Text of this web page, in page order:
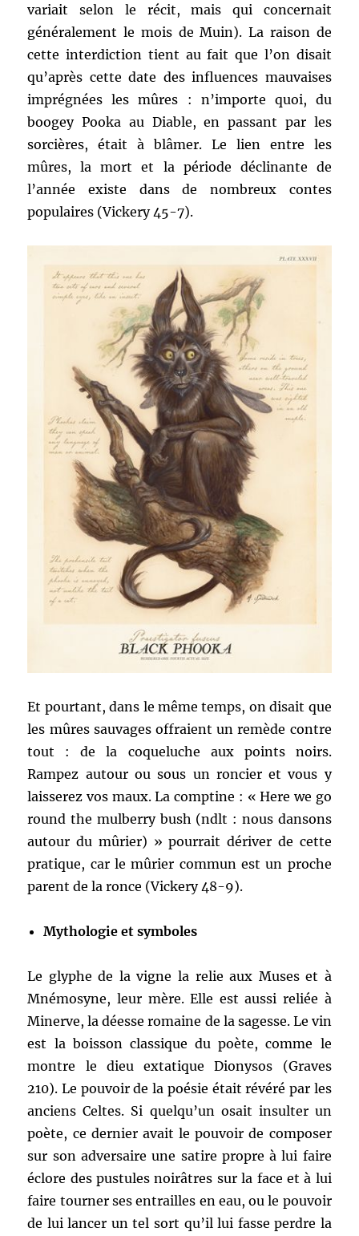
variait selon le récit, mais qui concernait
généralement le mois de Muin). La raison de
cette interdiction tient au fait que l’on disait
qu’après cette date des influences mauvaises
imprégnées les mûres : n’importe quoi, du
boogey Pooka au Diable, en passant par les
sorcières, était à blâmer. Le lien entre les
mûres, la mort et la période déclinante de
l’année existe dans de nombreux contes
populaires (Vickery 45-7).
Et pourtant, dans le même temps, on disait que
les mûres sauvages offraient un remède contre
tout : de la coqueluche aux points noirs.
Rampez autour ou sous un roncier et vous y
laisserez vos maux. La comptine : « Here we go
round the mulberry bush (ndlt : nous dansons
autour du mûrier) » pourrait dériver de cette
pratique, car le mûrier commun est un proche
parent de la ronce (Vickery 48-9).
Mythologie et symboles
Le glyphe de la vigne la relie aux Muses et à
Mnémosyne, leur mère. Elle est aussi reliée à
Minerve, la déesse romaine de la sagesse. Le vin
est la boisson classique du poète, comme le
montre le dieu extatique Dionysos (Graves
210). Le pouvoir de la poésie était révéré par les
anciens Celtes. Si quelqu’un osait insulter un
poète, ce dernier avait le pouvoir de composer
sur son adversaire une satire propre à lui faire
éclore des pustules noirâtres sur la face et à lui
faire tourner ses entrailles en eau, ou le pouvoir
de lui lancer un tel sort qu’il lui fasse perdre la